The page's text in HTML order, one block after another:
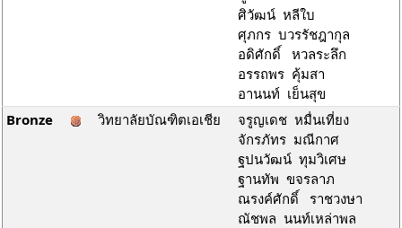
ศิวัฒน์ หลีใบ
ศุภกร บวรรัชฎากุล
อดิศักดิ์ หวลระลึก
อรรถพร คุ้มสา
อานนท์ เย็นสุข
Bronze
วิทยาลัยบัณฑิตเอเชีย
จรูญเดช หมื่นเที่ยง
จักรภัทร มณีกาศ
ฐปนวัฒน์ ทุมวิเศษ
ฐานทัพ ขจรลาภ
ณรงค์ศักดิ์ ราชวงษา
ณัชพล นนท์เหล่าพล